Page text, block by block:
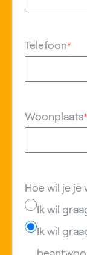
Telefoon*
Woonplaats*
Hoe wil je je
Ik wil
Ik wil